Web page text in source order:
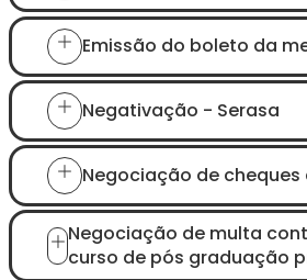
Emissão do boleto da
Negativação - Serasa
Negociação de cheques
Negociação de multa
curso de pós graduação